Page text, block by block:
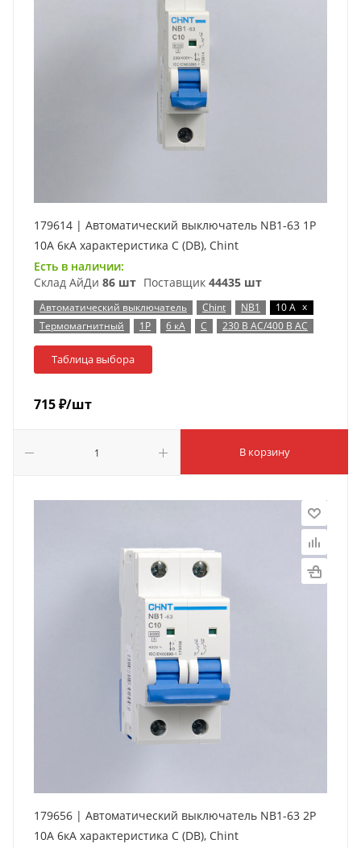
179614 | Автоматический выключатель NB1-63 1P
10А 6кА характеристика C (DB), Chint
Есть в наличии:
Склад АйДи 86 шт Поставщик 44435 шт
Автоматический выключатель Chint NB1 10 А x
Термомагнитный
1P 6 кА C 230 В AC/400 В AC
Таблица выбора
715₽/шт
В корзину
179656 | Автоматический выключатель NB1-63 2P
10А 6кА характеристика C (DB), Chint